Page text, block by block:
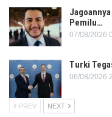
Pemilu…
07/08/2026
Turki
06/08/2026
PREV NEXT